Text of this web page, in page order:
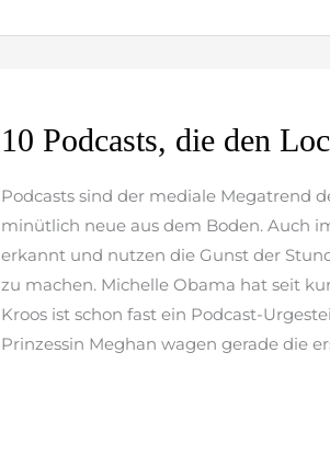
10 Podcasts, die den
Podcasts sind der mediale Megatrend
minütlich neue aus dem Boden. Auch
erkannt und nutzen die Gunst der
zu machen. Michelle Obama hat seit
Kroos ist schon fast ein Podcast-
Prinzessin Meghan wagen gerade die
10
die
den
Lockdown
versüßen